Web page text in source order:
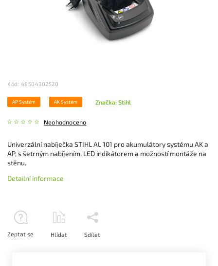
Kód: 48504302520
AP Systém AK Systém
Neohodnoceno
Značka:Stihl
Univerzální nabíječka STIHL AL 101 pro akumulátory systému AK a
AP, s šetrným nabíjením, LED indikátorem a možností montáže na
stěnu.
Detailní informace
Zeptat se Hlídat Sdílet